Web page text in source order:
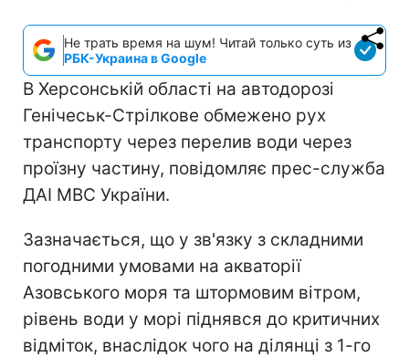
Не трать время на шум! Читай только суть из
РБК-Украина в Google
В Херсонській області на автодорозі
Генічеськ-Стрілкове обмежено рух
транспорту через перелив води через
проїзну частину, повідомляє прес-служба
ДАІ МВС України.
Зазначається, що у зв'язку з складними
погодними умовами на акваторії
Азовського моря та штормовим вітром,
рівень води у морі піднявся до критичних
відміток, внаслідок чого на ділянці з 1-го